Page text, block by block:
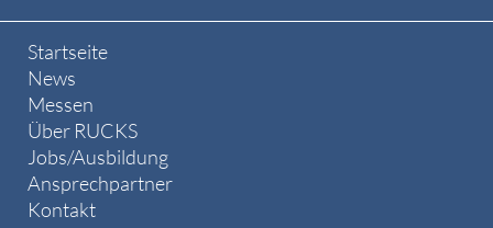
Startseite
News
Messen
Über RUCKS
Jobs/Ausbildung
Ansprechpartner
Kontakt